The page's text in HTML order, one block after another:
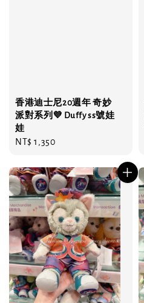
香港迪士尼20週年 奇妙
派對系列💜 Duffy ss號娃
娃
Regular
NT$ 1,350